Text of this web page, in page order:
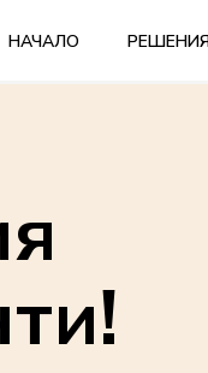
НАЧАЛО